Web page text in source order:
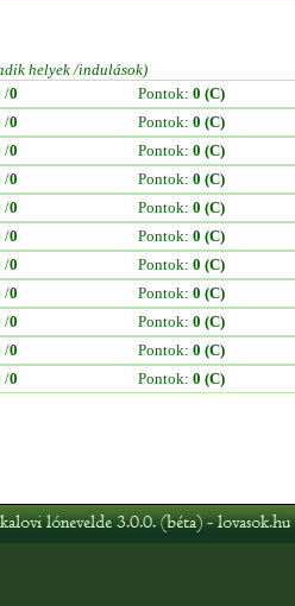
helyek /indulások)
/0 Pontok: 0 (C)
/0 Pontok: 0 (C)
/0 Pontok: 0 (C)
/0 Pontok: 0 (C)
/0 Pontok: 0 (C)
/0 Pontok: 0 (C)
/0 Pontok: 0 (C)
/0 Pontok: 0 (C)
/0 Pontok: 0 (C)
/0 Pontok: 0 (C)
/0 Pontok: 0 (C)